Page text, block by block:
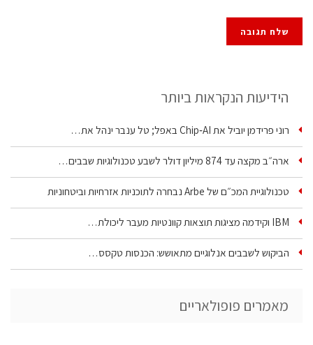
הידיעות הנקראות ביותר
רוני פרידמן יוביל את Chip‑AI באפל; טל ענבר ינהל את…
ארה״ב מקצה עד 874 מיליון דולר לשבע טכנולוגיות שבבים…
טכנולוגיית המכ״ם של Arbe נבחרה לתוכניות אזרחיות וביטחוניות
IBM וקידמה מציגות תוצאות קוונטיות מעבר ליכולת…
הביקוש לשבבים אנלוגיים מתאושש: הכנסות טקסס…
מאמרים פופולאריים